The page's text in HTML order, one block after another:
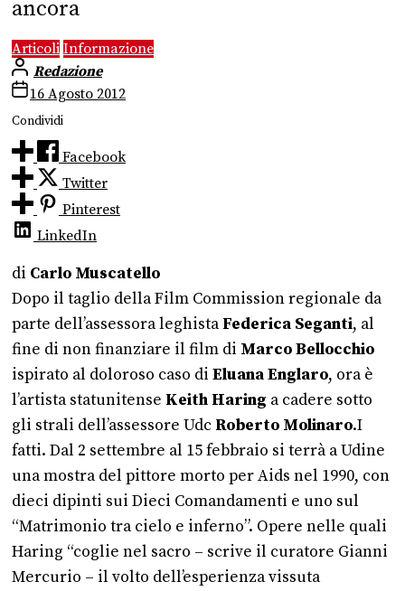
ancora
Articoli Informazione
Redazione
16 Agosto 2012
Condividi
Facebook
Twitter
Pinterest
LinkedIn
di Carlo Muscatello
Dopo il taglio della Film Commission regionale da
parte dell’assessora leghistaFederica Seganti, al
fine di non finanziare il film di Marco Bellocchio
ispirato al doloroso caso di Eluana Englaro, ora è
l’artista statunitense Keith Haring a cadere sotto
gli strali dell’assessore Udc Roberto Molinaro.I
fatti. Dal 2 settembre al 15 febbraio si terrà a Udine
una mostra del pittore morto per Aids nel 1990, con
dieci dipinti sui Dieci Comandamenti e uno sul
“Matrimonio tra cielo e inferno”. Opere nelle quali
Haring “coglie nel sacro – scrive il curatore Gianni
Mercurio – il volto dell’esperienza vissuta